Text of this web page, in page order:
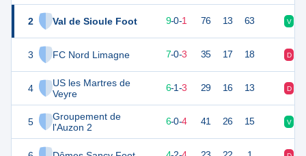
2 Val de Sioule Foot
3 FC Nord Limagne
4
US les Martres de
Veyre
5
Groupement de
l'Auzon 2
27 9-0-1 76 13 63 V
21 7-0-3 35 17 18 D
19 6-1-3 29 16 13 D
18 6-0-4 41 26 15 V